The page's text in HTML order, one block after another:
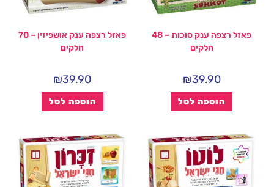
פאזל רצפה ענק סוכות – 48
חלקים
₪39.90
הוספה לסל
פאזל רצפה ענק אושפיזין – 70
חלקים
₪39.90
הוספה לסל